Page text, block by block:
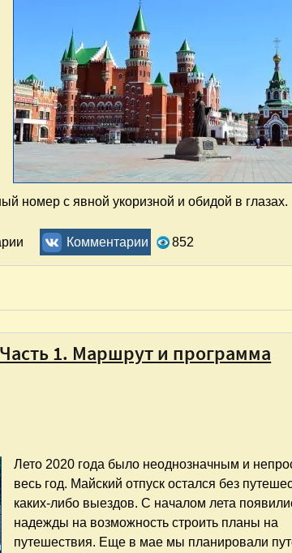
номер с явной укоризной и обидой в глазах.
Часть 3 – Йошкар-Ола
Комментарии 852
1. Маршрут и программа
Лето 2020 года было неоднозначным и
весь год. Майский отпуск остался без
каких-либо выездов. С началом лета
надежды на возможность строить планы на
путешествия. Еще в мае мы планировали